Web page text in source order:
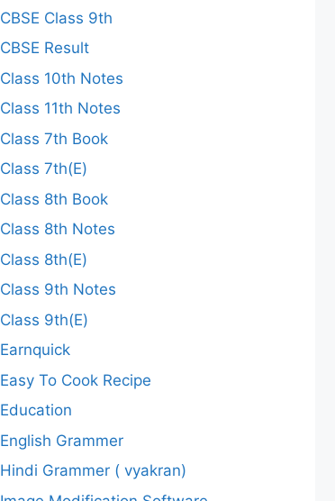
CBSE Class 9th
CBSE Result
Class 10th Notes
Class 11th Notes
Class 7th Book
Class 7th(E)
Class 8th Book
Class 8th Notes
Class 8th(E)
Class 9th Notes
Class 9th(E)
Earnquick
Easy To Cook Recipe
Education
English Grammer
Hindi Grammer ( vyakran)